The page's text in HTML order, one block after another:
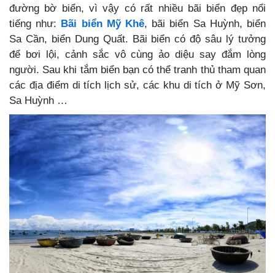
đường bờ biển, vì vậy có rất nhiều bãi biển đẹp nổi
tiếng như: Bãi biển Mỹ Khê, bãi biển Sa Huỳnh, biển
Sa Cần, biển Dung Quất. Bãi biển có độ sâu lý tưởng
để bơi lội, cảnh sắc vô cùng ảo diệu say đắm lòng
người. Sau khi tắm biển bạn có thể tranh thủ tham quan
các địa điểm di tích lịch sử, các khu di tích ở Mỹ Sơn,
Sa Huỳnh …